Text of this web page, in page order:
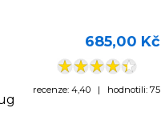
685,00 Kč
recenze: 4,40 | hodnotili: 75